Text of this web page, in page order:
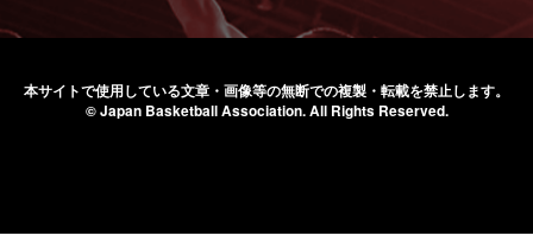
本サイトで使用している文章・画像等の無断での複製・転載を禁止します。
© Japan Basketball Association.All Rights Reserved.